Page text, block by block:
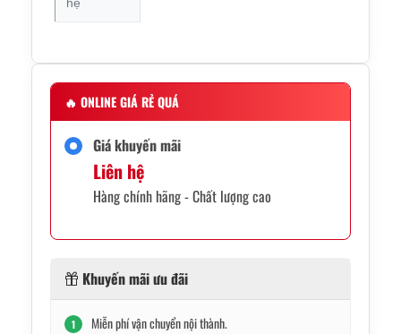
🔥 ONLINE GIÁ RẺ QUÁ
Giá khuyến mãi
Liên hệ
Hàng chính hãng - Chất lượng cao
Khuyến mãi ưu đãi
1 Miễn phí vận chuyển nội thành.